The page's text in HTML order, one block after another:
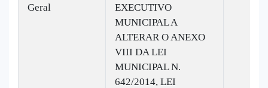
Geral
EXECUTIVO
MUNICIPAL A
ALTERAR O ANEXO
VIII DA LEI
MUNICIPAL N.
642/2014, LEI